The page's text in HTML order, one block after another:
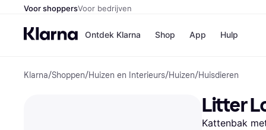
Voor shoppersVoor bedrijven
Ontdek Klarna Shop
Winkels
Bol
H&M
App Hulp
Klarna/Shoppen/Huizen en Interieurs/Huizen/Huisdieren
Litter
Kattenbak